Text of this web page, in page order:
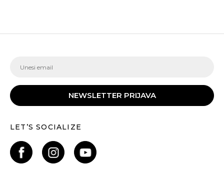
NEWSLETTER PRIJAVA
LET’S SOCIALIZE